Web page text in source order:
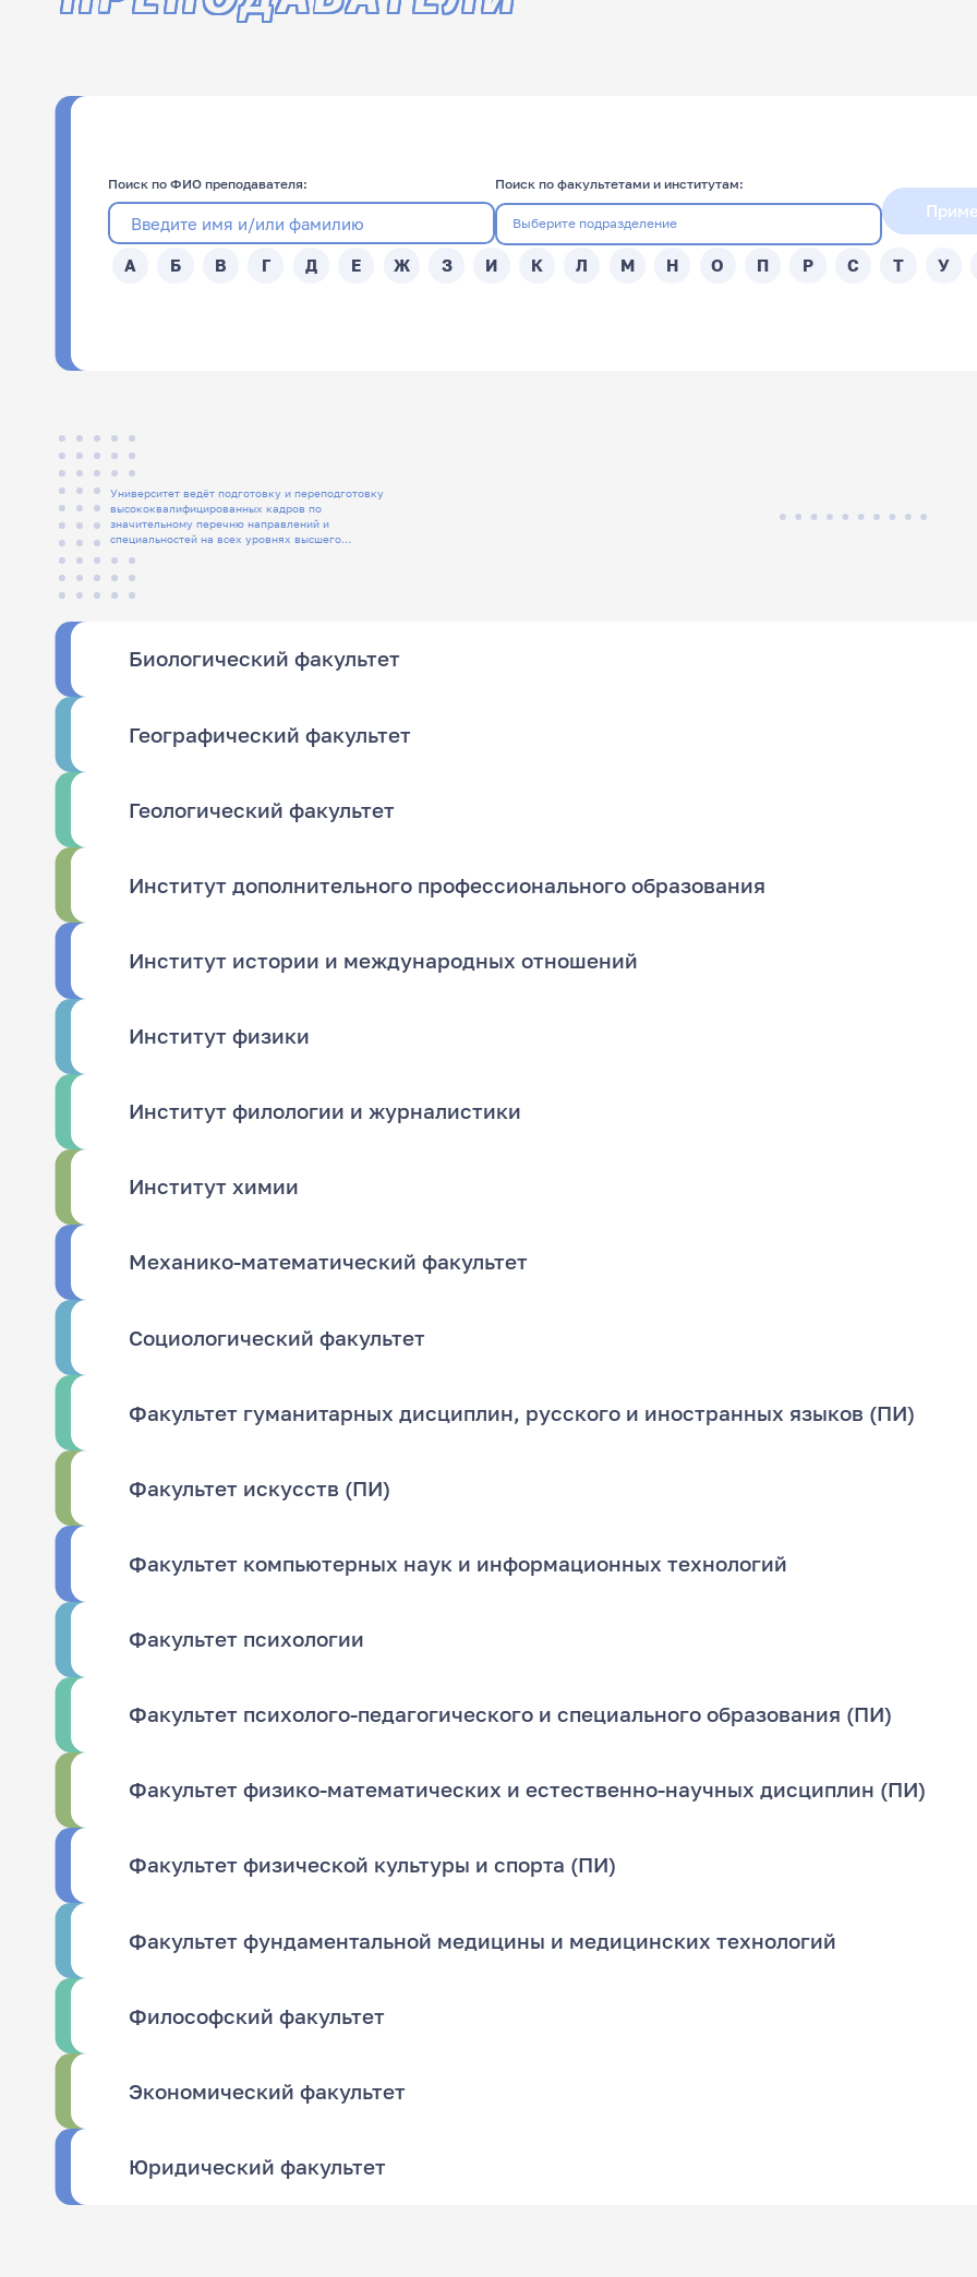
Поиск по ФИО преподавателя: Поиск по факультетами и институтам:
А Б В Г Д Е Ж З И К Л М Н О П Р С Т У
Университет ведёт подготовку и переподготовку
высококвалифицированных кадров по
значительному перечню направлений и
специальностей на всех уровнях высшего
Биологический факультет
Географический факультет
Геологический факультет
Институт дополнительного профессионального образования
Институт истории и международных отношений
Институт физики
Институт филологии и журналистики
Институт химии
Механико-математический факультет
Социологический факультет
Факультет гуманитарных дисциплин, русского и иностранных языков (ПИ)
Факультет искусств (ПИ)
Факультет компьютерных наук и информационных технологий
Факультет психологии
Факультет психолого-педагогического и специального образования (ПИ)
Факультет физико-математических и естественно-научных дисциплин (ПИ)
Факультет физической культуры и спорта (ПИ)
Факультет фундаментальной медицины и медицинских технологий
Философский факультет
Экономический факультет
Юридический факультет